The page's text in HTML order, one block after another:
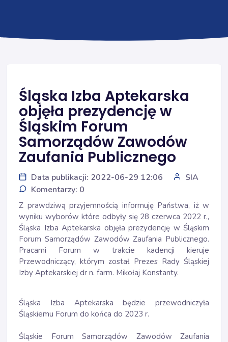
Śląska Izba Aptekarska
objęła prezydencję w
Śląskim Forum
Samorządów Zawodów
Zaufania Publicznego
Data publikacji: 2022-06-29 12:06
SIA
Komentarzy: 0
Z prawdziwą przyjemnością informuję Państwa, iż w
wyniku wyborów które odbyły się 28 czerwca 2022 r.,
Śląska Izba Aptekarska objęła prezydencję w Śląskim
Forum Samorządów Zawodów Zaufania Publicznego.
Pracami Forum w trakcie kadencji kieruje
Przewodniczący, którym został Prezes Rady Śląskiej
Izby Aptekarskiej dr n. farm. Mikołaj Konstanty.
Śląska Izba Aptekarska będzie przewodniczyła
Śląskiemu Forum do końca do 2023 r.
Śląskie Forum Samorządów Zawodów Zaufania